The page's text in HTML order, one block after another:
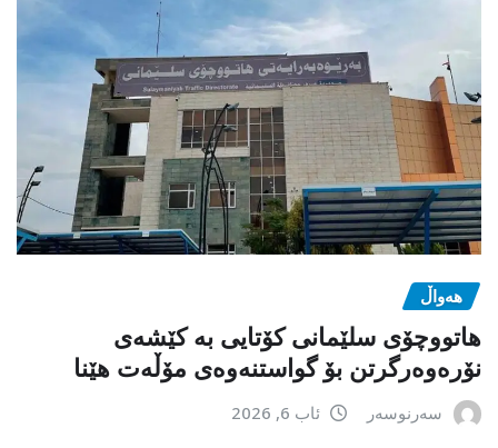
هەواڵ
هاتووچۆی سلێمانی کۆتایی بە کێشەی
نۆرەوەرگرتن بۆ گواستنەوەی مۆڵەت هێنا
سەرنوسەر ئاب 6, 2026